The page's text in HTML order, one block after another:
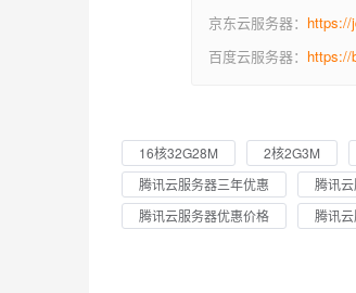
京东云服务器： https://
百度云服务器： https://
16核32G28M 2核2G3M
腾讯云服务器三年优惠
腾讯
腾讯云服务器优惠价格
腾讯